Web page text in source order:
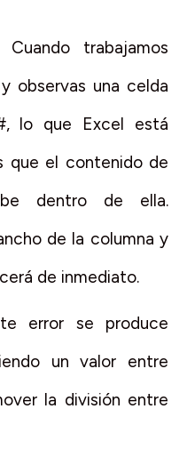
Cuando trabajamos
observas una celda
lo que Excel está
que el contenido de
dentro de ella.
de la columna y
de inmediato.
error se produce
un valor entre
la división entre